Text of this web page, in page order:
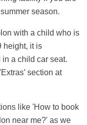
season.
with a child who is
height, it is
a child car seat.
section at
like 'How to book
near me?' as we